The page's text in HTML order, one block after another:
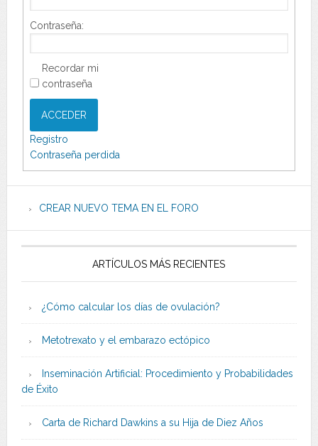
Contraseña:
Recordar mi
contraseña
ACCEDER
Registro
Contraseña perdida
CREAR NUEVO TEMA EN EL FORO
ARTÍCULOS MÁS RECIENTES
¿Cómo calcular los días de ovulación?
Metotrexato y el embarazo ectópico
Inseminación Artificial: Procedimiento y Probabilidades
de Éxito
Carta de Richard Dawkins a su Hija de Diez Años